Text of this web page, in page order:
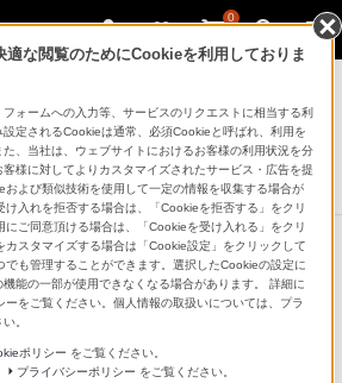
0
（アルファ）
適な閲覧のためにCookieを利用しておりま
ォームへの入力等、サービスのリクエストに相当する利
定されるCookieは通常、必須Cookieと呼ばれ、利用を
、当社は、ウェブサイトにおけるお客様の利用状況を分
様に対してよりカスタマイズされたサービス・広告を提
よび類似技術を使用して一定の情報を収集する場合が
入れを拒否する場合は、「Cookieを拒否する」をクリ
ご同意頂ける場合は、「Cookieを受け入れる」をクリ
カスタマイズする場合は「Cookie設定」をクリックして
でも管理することができます。選択したCookieの設定に
能の一部が使用できなくなる場合があります。 詳細に
をご覧ください。個人情報の取扱いについては、プラ
。
ポリシー をご覧ください。
プライバシーポリシー をご覧ください。